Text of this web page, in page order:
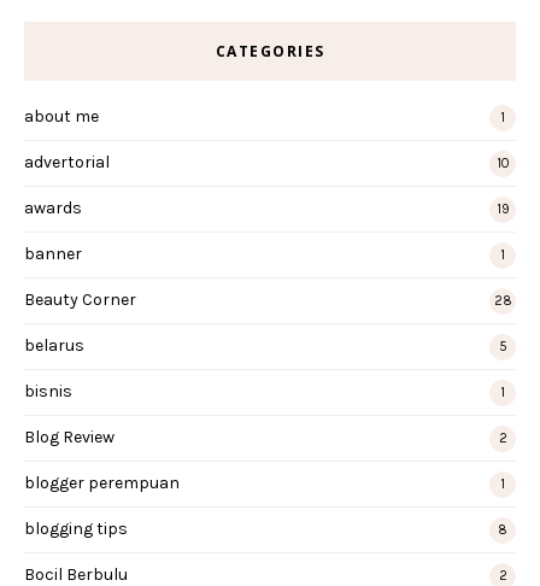
CATEGORIES
about me 1
advertorial 10
awards 19
banner 1
Beauty Corner 28
belarus 5
bisnis 1
Blog Review 2
blogger perempuan 1
blogging tips 8
Bocil Berbulu 2